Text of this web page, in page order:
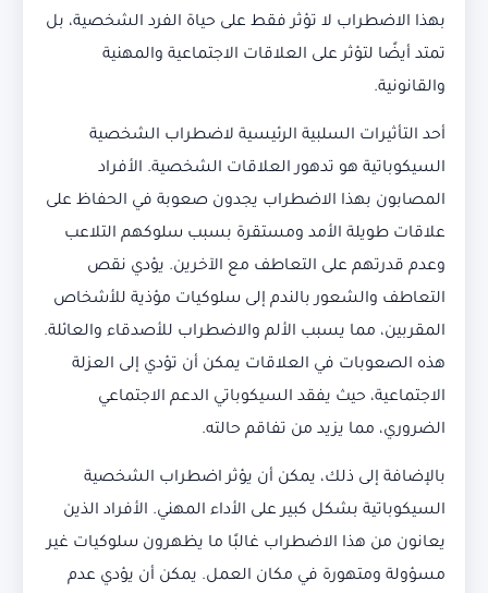
بهذا الاضطراب لا تؤثر فقط على حياة الفرد الشخصية، بل
تمتد أيضًا لتؤثر على العلاقات الاجتماعية والمهنية
والقانونية.
أحد التأثيرات السلبية الرئيسية لاضطراب الشخصية
السيكوباتية هو تدهور العلاقات الشخصية. الأفراد
المصابون بهذا الاضطراب يجدون صعوبة في الحفاظ على
علاقات طويلة الأمد ومستقرة بسبب سلوكهم التلاعب
وعدم قدرتهم على التعاطف مع الآخرين. يؤدي نقص
التعاطف والشعور بالندم إلى سلوكيات مؤذية للأشخاص
المقربين، مما يسبب الألم والاضطراب للأصدقاء والعائلة.
هذه الصعوبات في العلاقات يمكن أن تؤدي إلى العزلة
الاجتماعية، حيث يفقد السيكوباتي الدعم الاجتماعي
الضروري، مما يزيد من تفاقم حالته.
بالإضافة إلى ذلك، يمكن أن يؤثر اضطراب الشخصية
السيكوباتية بشكل كبير على الأداء المهني. الأفراد الذين
يعانون من هذا الاضطراب غالبًا ما يظهرون سلوكيات غير
مسؤولة ومتهورة في مكان العمل. يمكن أن يؤدي عدم